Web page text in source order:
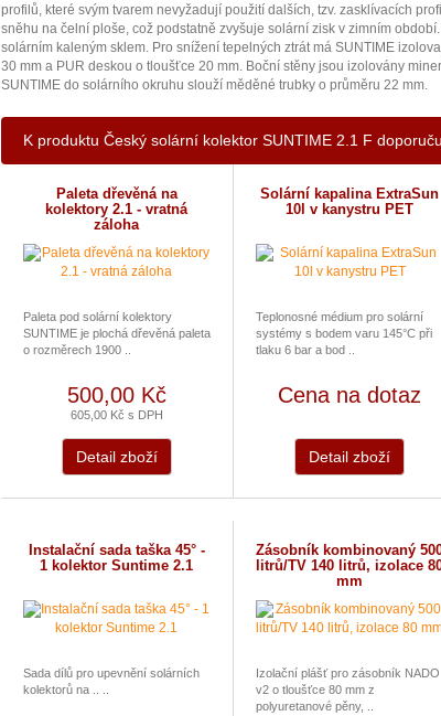
profilů, které svým tvarem nevyžadují použití dalších, tzv. zasklívacích
sněhu na čelní ploše, což podstatně zvyšuje solární zisk v zimním
solárním kaleným sklem. Pro snížení tepelných ztrát má SUNTIME
30 mm a PUR deskou o tloušťce 20 mm. Boční stěny jsou izolovány
SUNTIME do solárního okruhu slouží měděné trubky o průměru 22 mm.
K produktu Český solární kolektor SUNTIME 2.1 F
Paleta dřevěná na
kolektory 2.1 - vratná
záloha
Paleta pod solární kolektory
SUNTIME je plochá dřevěná paleta
o rozměrech 1900 ..
500,00 Kč
605,00 Kč s DPH
Detail zboží
Solární kapalina ExtraSun
10l v kanystru PET
Teplonosné médium pro solární
systémy s bodem varu 145°C při
tlaku 6 bar a bod ..
Cena na dotaz
Detail zboží
Instalační sada taška 45° -
1 kolektor Suntime 2.1
Sada dílů pro upevnění solárních
kolektorů na .. ..
Zásobník kombinovaný
litrů/TV 140 litrů, izolace
mm
Izolační plášť pro zásobník NADO
v2 o tloušťce 80 mm z
polyuretanové pěny, ..